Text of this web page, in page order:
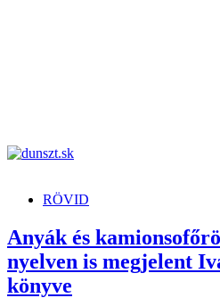
RÖVID
Anyák és
nyelven is megjelent
könyve